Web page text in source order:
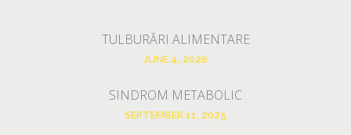
TULBURĂRI ALIMENTARE
JUNE 4, 2026
SINDROM METABOLIC
SEPTEMBER 11, 2025